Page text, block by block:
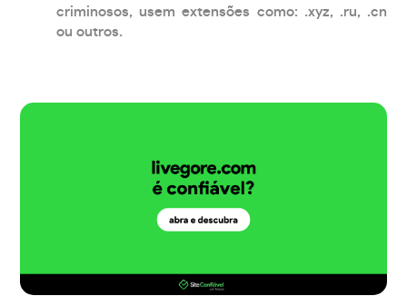
criminosos, usem extensões como: .xyz, .ru, .cn
ou outros.